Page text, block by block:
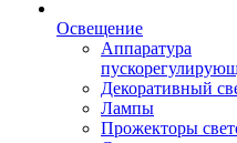
Освещение
Аппаратура
Декоративный
Лампы
Прожекторы